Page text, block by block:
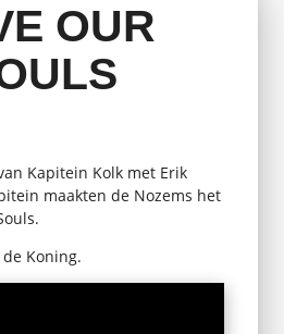
OUR
Kapitein Kolk met Erik
maakten de Nozems het
Koning.